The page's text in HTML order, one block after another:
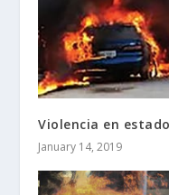
Violencia en
January 14, 2019